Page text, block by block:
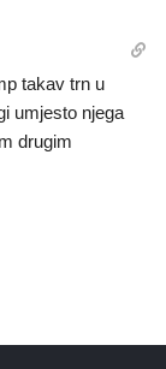
takav trn u
umjesto njega
drugim